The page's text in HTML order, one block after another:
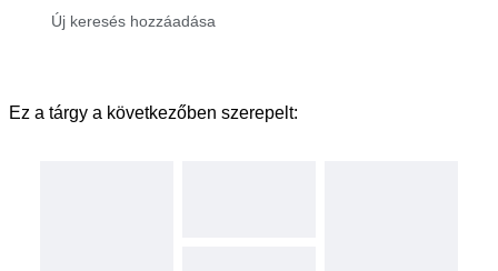
Ez a tárgy a következőben szerepelt: